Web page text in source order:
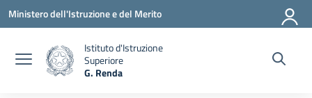
Vai ai contenuti
Vai al menu di navigazione
Vai al footer
Ministero dell'Istruzione e del Merito
Istituto d'Istruzione
Superiore
G. Renda